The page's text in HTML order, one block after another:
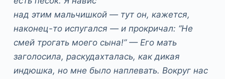
над этим мальчишкой — тут он, кажется,
наконец-то испугался — и прокричал: “Не
смей трогать моего сына!” — Его мать
заголосила, раскудахталась, как дикая
индюшка, но мне было наплевать. Вокруг нас